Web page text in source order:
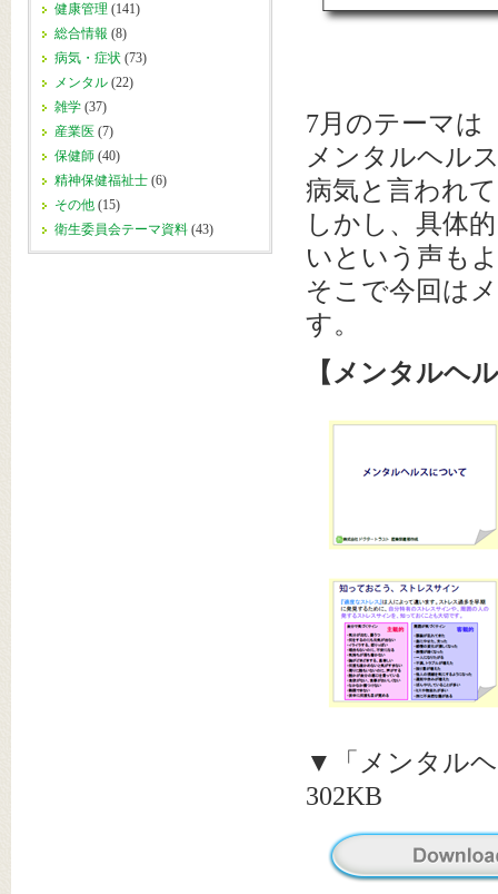
健康管理 (141)
総合情報 (8)
病気・症状 (73)
メンタル (22)
雑学 (37)
産業医 (7)
保健師 (40)
精神保健福祉士 (6)
その他 (15)
衛生委員会テーマ資料 (43)
7月のテーマは
メンタルヘル
病気と言われ
しかし、具体
いという声も
そこで今回は
す。
【メンタルヘ
▼「メンタル
302KB